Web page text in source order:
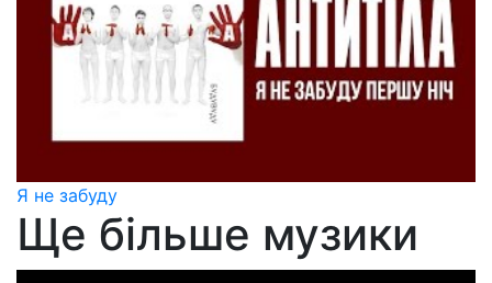
Я не забуду
Ще більше музики